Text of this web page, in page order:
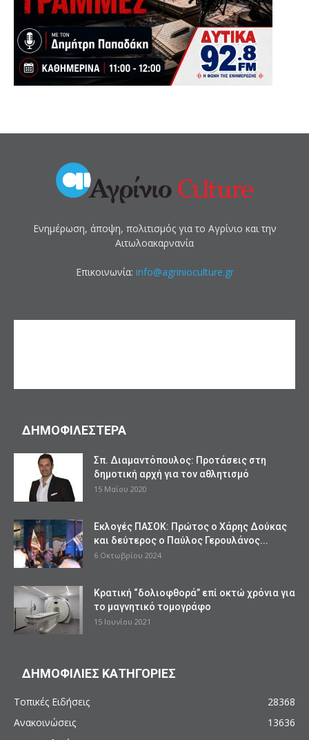
Ενημέρωση, άποψη, πολιτισμός για το Αγρίνιο και την
Αιτωλοακαρνανία
Επικοινωνία: info@agrinioculture.gr
ΔΗΜΟΦΙΛΕΣΤΕΡΑ
Σπ. Διαμαντόπουλος: Προτάσεις στη
δημοτική αρχή για τον αθλητισμό
15 Μαΐου 2020
Εκλογές ΠΑΣΟΚ: Πρώτος ο Χάρης Δούκας
και δεύτερος ο Παύλος Γερουλάνος...
6 Οκτωβρίου 2024
Κρατική “δολιοφθορά” επί οκτώ χρόνια για
το μαγνητικό τομογράφο
15 Ιουνίου 2021
ΔΗΜΟΦΙΛΙΕΣ ΚΑΤΗΓΟΡΙΕΣ
Τοπικές Ειδήσεις
28368
Ανακοινώσεις
13636